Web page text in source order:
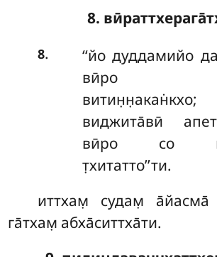
8.
8.
‘‘йо дуддамийо
вӣро
витин̣н̣акан̇кхо;
виджита̄вӣ
вӣро со
т̣хитатто’’ти.
иттхам̣ судам̣
га̄тхам̣ абха̄ситтха̄ти.